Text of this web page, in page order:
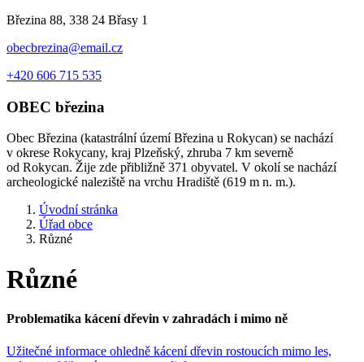
Březina 88, 338 24 Břasy 1
obecbrezina@email.cz
+420 606 715 535
OBEC březina
Obec Březina (katastrální území Březina u Rokycan) se nachází
v okrese Rokycany, kraj Plzeňský, zhruba 7 km severně
od Rokycan. Žije zde přibližně 371 obyvatel. V okolí se nachází
archeologické naleziště na vrchu Hradiště (619 m n. m.).
Úvodní stránka
Úřad obce
Různé
Různé
Problematika kácení dřevin v zahradách i mimo ně
Užitečné informace ohledně kácení dřevin rostoucích mimo les,